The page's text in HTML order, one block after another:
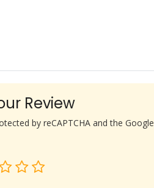
Review
by reCAPTCHA and the Google